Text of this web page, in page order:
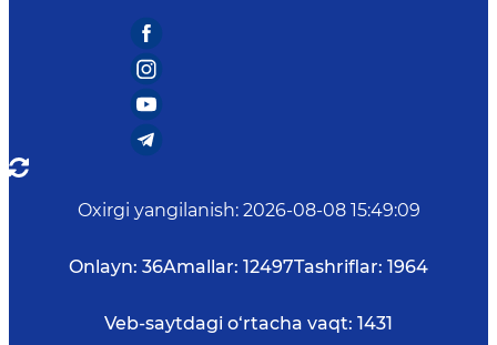
Oxirgi yangilanish: 2026-08-08 15:49:09
Onlayn: 36Amallar: 12497Tashriflar: 1964
Veb-saytdagi o‘rtacha vaqt: 1431